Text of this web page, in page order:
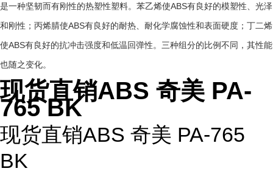
是一种坚韧而有刚性的热塑性塑料。苯乙烯使ABS有良好的模塑性、光泽
和刚性；丙烯腈使ABS有良好的耐热、耐化学腐蚀性和表面硬度；丁二烯
使ABS有良好的抗冲击强度和低温回弹性。三种组分的比例不同，其性能
也随之变化。
现货直销ABS 奇美 PA-
765 BK
现货直销ABS 奇美 PA-765
BK